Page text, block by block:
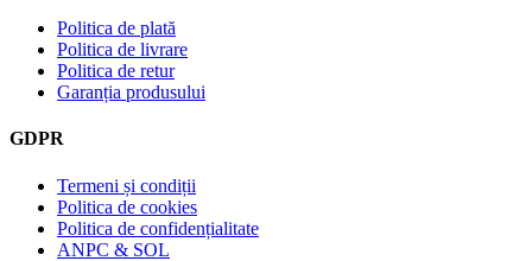
Politica de plată
Politica de livrare
Politica de retur
Garanția produsului
GDPR
Termeni și condiții
Politica de cookies
Politica de confidențialitate
ANPC & SOL